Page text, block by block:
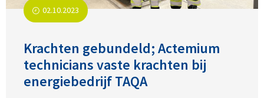
02.10.2023
Krachten gebundeld; Actemium
technicians vaste krachten bij
energiebedrijf TAQA